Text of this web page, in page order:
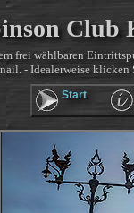
Club
frei wählbaren
- Idealerweise klicken
Start